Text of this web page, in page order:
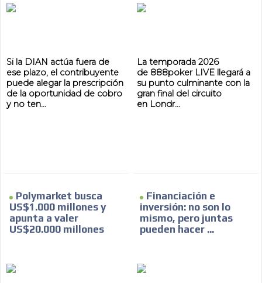
Si la DIAN actúa fuera de
ese plazo, el contribuyente
puede alegar la prescripción
de la oportunidad de cobro
y no ten...
La temporada 2026
de 888poker LIVE llegará a
su punto culminante con la
gran final del circuito
en Londr...
Polymarket busca
US$1.000 millones y
apunta a valer
US$20.000 millones
Financiación e
inversión: no son lo
mismo, pero juntas
pueden hacer ...